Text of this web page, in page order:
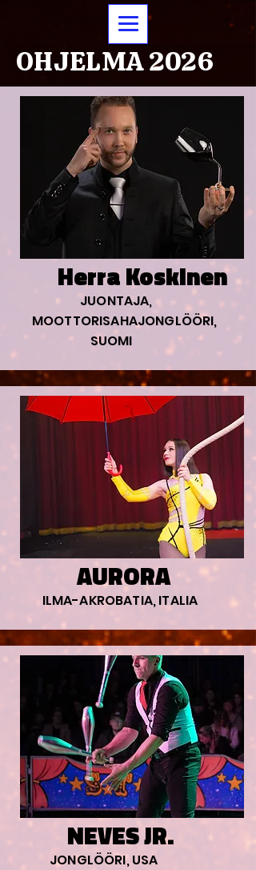
OHJELMA 2026
Herra Koskinen
JUONTAJA,
MOOTTORISAHAJONGLÖÖRI,
SUOMI
AURORA
ILMA-AKROBATIA, ITALIA
NEVES JR.
JONGLÖÖRI, USA